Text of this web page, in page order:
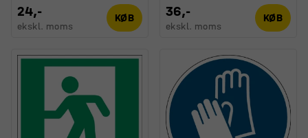
24,-
ekskl. moms
KØB 36,-
ekskl. moms
KØB